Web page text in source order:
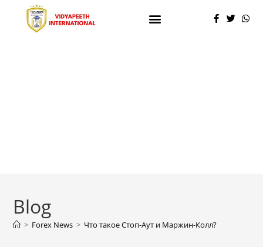
Blog
> Forex News > Что такое Стоп-Аут и Маржин-Колл?